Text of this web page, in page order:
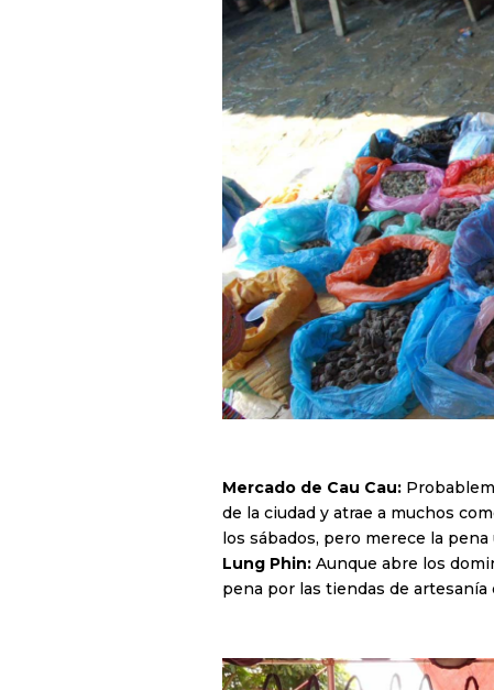
Mercado de Cau Cau:
de la ciudad y atrae a muchos
los sábados, pero merece la
Lung Phin: Aunque abre los
pena por las tiendas de